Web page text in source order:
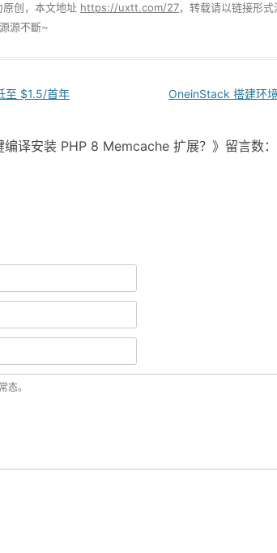
原创，本文地址 https://uxtt.com/27，转载请以链接形式
源不斷~
至 $1.5/首年 OneinStack 搭建环
编译安装 PHP 8 Memcache 扩展？》留言数